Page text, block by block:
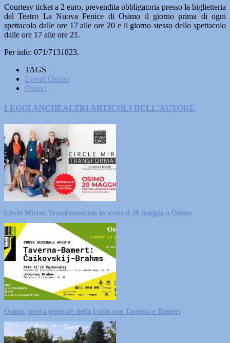
Courtesy ticket a 2 euro, prevendita obbligatoria presso la biglietteria
del Teatro La Nuova Fenice di Osimo il giorno prima di ogni
spettacolo dalle ore 17 alle ore 20 e il giorno stesso dello spettacolo
dalle ore 17 alle ore 21.
Per info: 071/7131823.
TAGS
Eventi Osimo
Osimo
LEGGI ANCHEALTRI ARTICOLI DELL'AUTORE
Circle Mirror Transformation in scena il 20 maggio a Osimo
Osimo, prova generale della Form con Taverna e Bamert